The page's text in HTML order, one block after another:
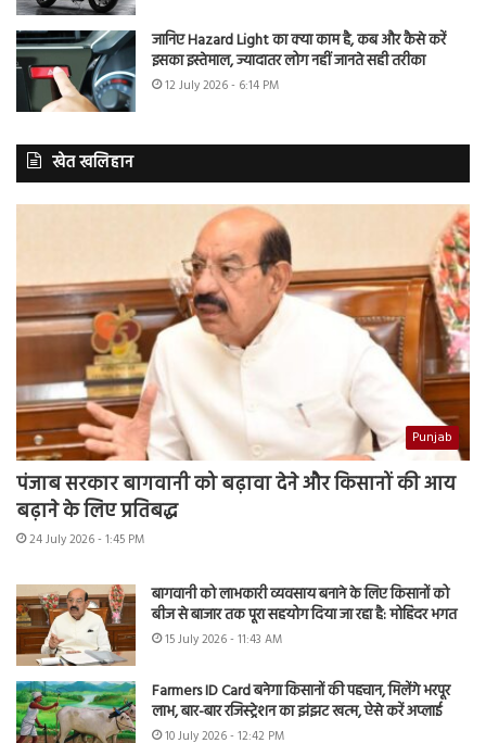
जानिए Hazard Light का क्या काम है, कब और कैसे करें
इसका इस्तेमाल, ज्यादातर लोग नहीं जानते सही तरीका
12 July 2026 - 6:14 PM
खेत खलिहान
Punjab
पंजाब सरकार बागवानी को बढ़ावा देने और किसानों की आय
बढ़ाने के लिए प्रतिबद्ध
24 July 2026 - 1:45 PM
बागवानी को लाभकारी व्यवसाय बनाने के लिए किसानों को
बीज से बाजार तक पूरा सहयोग दिया जा रहा है: मोहिंदर भगत
15 July 2026 - 11:43 AM
Farmers ID Card बनेगा किसानों की पहचान, मिलेंगे भरपूर
लाभ, बार-बार रजिस्ट्रेशन का झंझट खत्म, ऐसे करें अप्लाई
10 July 2026 - 12:42 PM